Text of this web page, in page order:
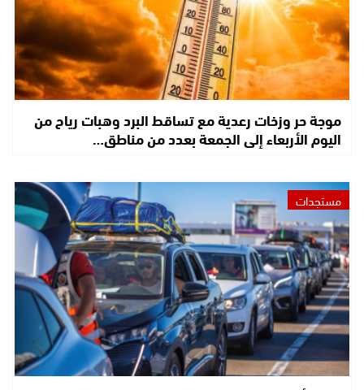
موجة حر وزخات رعدية مع تساقط البرد وهبات رياح من
اليوم الأربعاء إلى الجمعة بعدد من مناطق…
مستجدات